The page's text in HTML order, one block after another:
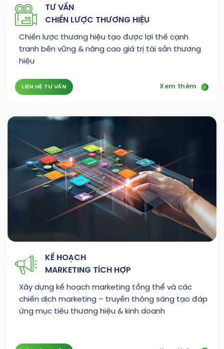
TƯ VẤN
CHIẾN LƯỢC THƯƠNG HIỆU
Chiến lược thương hiệu tạo được lợi thế cạnh
tranh bền vững & nâng cao giá trị tài sản thương
hiệu
LIÊN HỆ TƯ VẤN Xem thêm
KẾ HOẠCH
MARKETING TÍCH HỢP
Xây dựng kế hoạch marketing tổng thể và các
chiến dịch marketing – truyền thông sáng tạo đáp
ứng mục tiêu thương hiệu & kinh doanh